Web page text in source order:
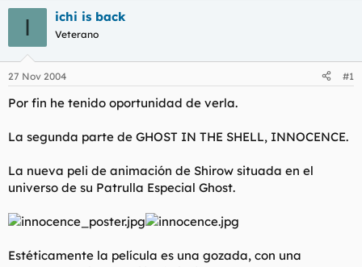
i
c
a
d
o
d
l
e
m
a
h
e
i
i
I ichi is back
Veterano
27 Nov 2004 #1
Por fin he tenido oportunidad de verla.
La segunda parte de GHOST IN THE SHELL, INNOCENCE.
La nueva peli de animación de Shirow situada en el
universo de su Patrulla Especial Ghost.
Estéticamente la película es una gozada, con una